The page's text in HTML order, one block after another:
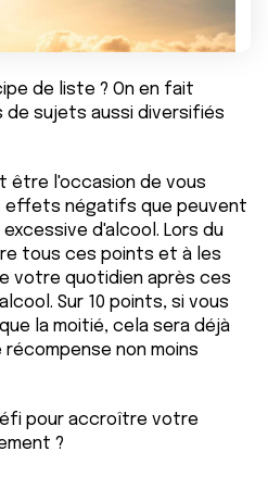
de liste ? On en fait
sujets aussi diversifiés
être l'occasion de vous
effets négatifs que peuvent
d'alcool. Lors du
tous ces points et à les
votre quotidien après ces
Sur 10 points, si vous
la moitié, cela sera déjà
non moins
pour accroître votre
?